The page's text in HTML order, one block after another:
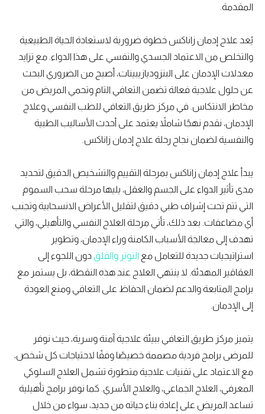
المقدمة.
يُعد علاج إدمان زاناكس خطوة ضرورية لاستعادة الحياة الطبيعية
والتخلص من الاعتماد الجسدي والنفسي على هذا الدواء. مع تزايد
معدلات الإدمان على البنزوديازيبينات، أصبح من الضروري البحث
عن حلول علاجية فعالة تضمن التعافي التام وتحمي المريض من
مخاطر الانتكاس. في مركز طريق التعافي للطب النفسي وعلاج
الإدمان، نقدم نهجًا شاملاً يعتمد على أحدث الأساليب الطبية
والنفسية لضمان نجاح رحلة علاج إدمان زاناكس.
يبدأ علاج إدمان زاناكس بمرحلة التقييم والتشخيص الدقيق لتحديد
مدى تأثير الدواء على الجسم والعقل، يليها مرحلة سحب السموم
التي تتم تحت إشراف طبي دقيق لتقليل الأعراض الانسحابية وتجنب
أي مضاعفات. بعد ذلك، تأتي مرحلة العلاج النفسي والتأهيلي، والتي
تهدف إلى معالجة الأسباب الكامنة وراء الإدمان، وتطوير
استراتيجيات جديدة للتعامل معالتوتر والقلقدون اللجوء إلى
العقاقير المهدئة. لا ينتهي العلاج عند هذه النقطة، بل يستمر مع
برامج المتابعة والدعم لضمان الحفاظ على التعافي ومنع العودة
إلى الإدمان.
يتميز مركز طريق التعافي ببيئة علاجية آمنة وسرية، حيث نوفر
للمرضى برامج فردية مصممة خصيصًا وفقًا لاحتياجات كل شخص،
مع الاعتماد على تقنيات علاجية متطورة تشمل العلاج السلوكي
المعرفي، العلاج الجماعي، والعلاج الأسري. كما نوفر برامج تأهيلية
تساعد المريض على إعادة بناء حياته من جديد، سواء من خلال